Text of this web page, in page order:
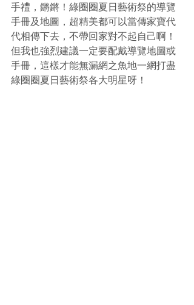
手禮，鏘鏘！綠圈圈夏日藝術祭的導覽
手冊及地圖，超精美都可以當傳家寶代
代相傳下去，不帶回家對不起自己啊！
但我也強烈建議一定要配戴導覽地圖或
手冊，這樣才能無漏網之魚地一網打盡
綠圈圈夏日藝術祭各大明星呀！